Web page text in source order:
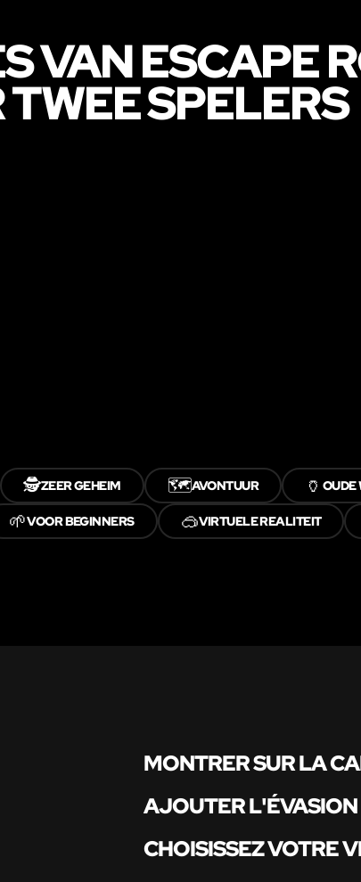
VAN ESCAPE
SPELERS
🕵️ZEER GEHEIM 🗺️AVONTUUR 🏺OUDE
🌱VOOR BEGINNERS 🥽VIRTUELE REALITEIT
MONTRER SUR LA
AJOUTER L'ÉVASION
CHOISISSEZ VOTRE